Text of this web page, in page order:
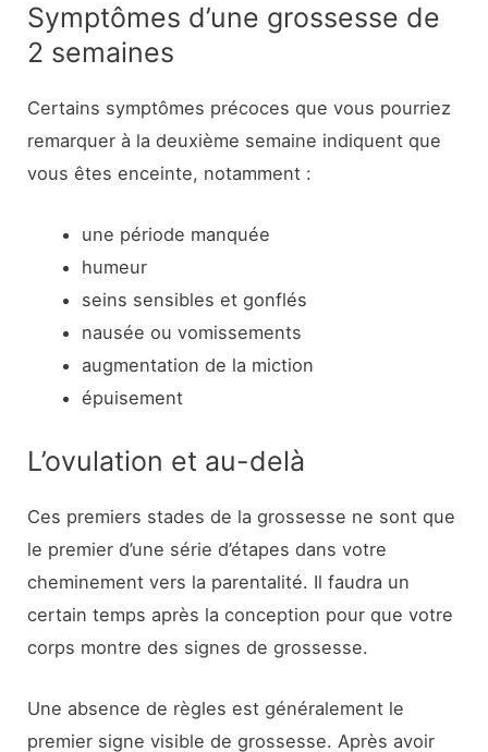
Symptômes d’une grossesse de
2 semaines
Certains symptômes précoces que vous pourriez
remarquer à la deuxième semaine indiquent que
vous êtes enceinte, notamment :
une période manquée
humeur
seins sensibles et gonflés
nausée ou vomissements
augmentation de la miction
épuisement
L’ovulation et au-delà
Ces premiers stades de la grossesse ne sont que
le premier d’une série d’étapes dans votre
cheminement vers la parentalité. Il faudra un
certain temps après la conception pour que votre
corps montre des signes de grossesse.
Une absence de règles est généralement le
premier signe visible de grossesse. Après avoir